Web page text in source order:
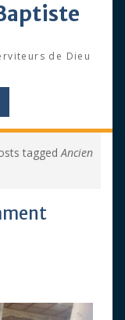
de Dieu
taggedAncien